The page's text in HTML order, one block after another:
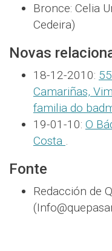
Bronce: Celia
Cedeira)
Novas
18-12-2010:
Camariñas,
familia do
19-01-10: O
Costa
Fonte
Redacción de